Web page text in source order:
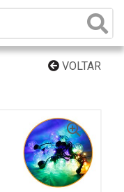
VOLTAR